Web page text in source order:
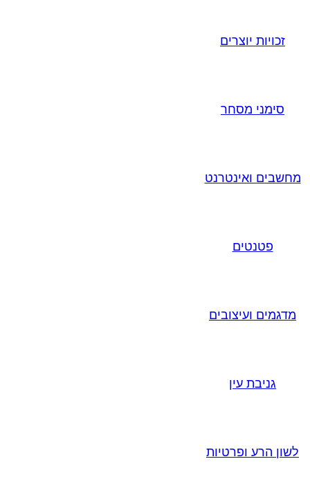
זכויות יוצרים
סימני מסחר
מחשבים ואינטרנט
פטנטים
מדגמים ועיצובים
גניבת עין
לשון הרע ופרטיות